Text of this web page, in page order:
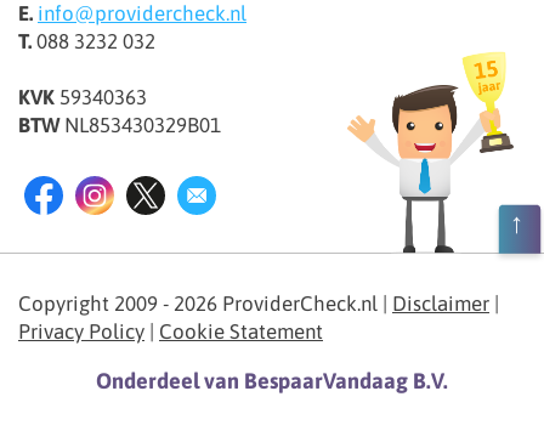
E. info@providercheck.nl
T. 088 3232 032
KVK 59340363
BTWNL853430329B01
Copyright 2009 - 2026 ProviderCheck.nl Disclaimer
Privacy Policy
Cookie Statement
Onderdeel van BespaarVandaag B.V.